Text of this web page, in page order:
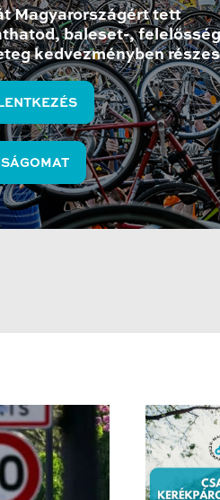
Magyarországért tett
baleset-,
kedvezményben